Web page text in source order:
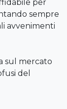
per
sempre
avvenimenti
sul mercato
del